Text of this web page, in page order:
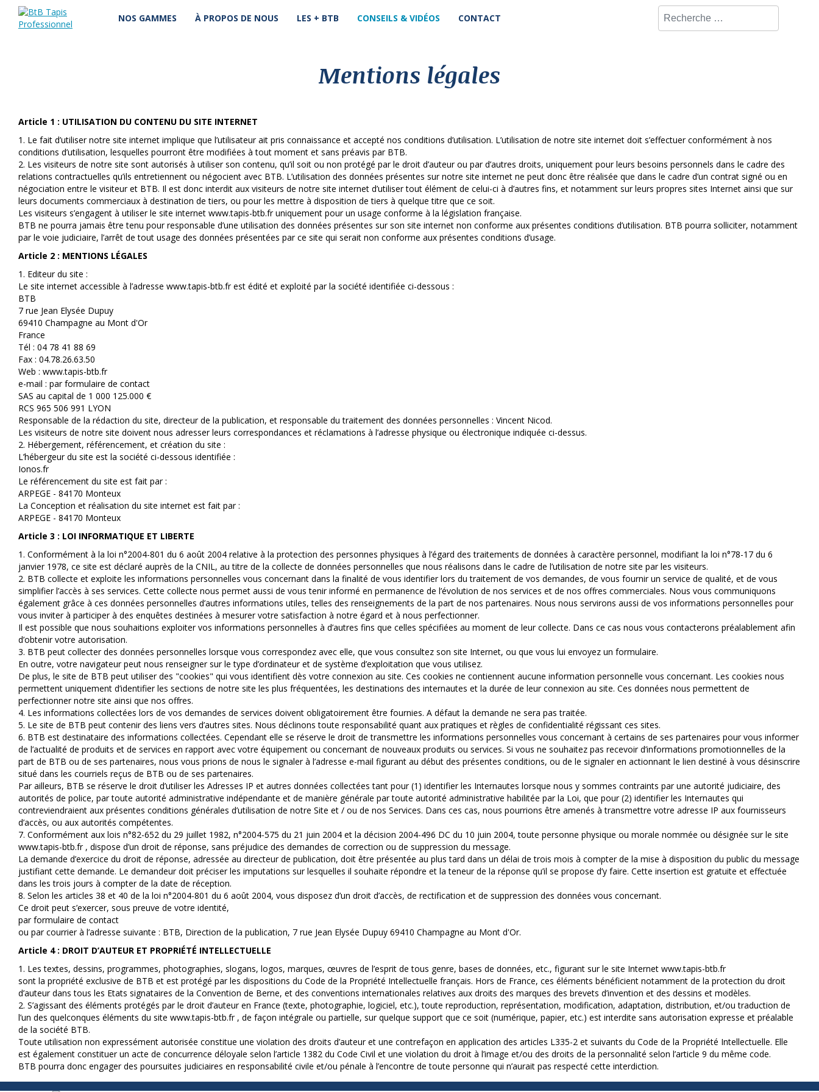
NOS GAMMES À PROPOS DE NOUS LES + BTB CONSEILS & VIDÉOS CONTACT
Valider
Mentions légales
Article 1 : UTILISATION DU CONTENU DU SITE INTERNET
1. Le fait d’utiliser notre site internet implique que l’utilisateur ait pris connaissance et accepté nos conditions d’utilisation. L’utilisation de notre site internet doit s’effectuer conformément à nos
conditions d’utilisation, lesquelles pourront être modifiées à tout moment et sans préavis par BTB.
2. Les visiteurs de notre site sont autorisés à utiliser son contenu, qu’il soit ou non protégé par le droit d’auteur ou par d’autres droits, uniquement pour leurs besoins personnels dans le cadre des
relations contractuelles qu’ils entretiennent ou négocient avec BTB. L’utilisation des données présentes sur notre site internet ne peut donc être réalisée que dans le cadre d’un contrat signé ou en
négociation entre le visiteur et BTB. Il est donc interdit aux visiteurs de notre site internet d’utiliser tout élément de celui-ci à d’autres fins, et notamment sur leurs propres sites Internet ainsi que sur
leurs documents commerciaux à destination de tiers, ou pour les mettre à disposition de tiers à quelque titre que ce soit.
Les visiteurs s’engagent à utiliser le site internet www.tapis-btb.fr uniquement pour un usage conforme à la législation française.
BTB ne pourra jamais être tenu pour responsable d’une utilisation des données présentes sur son site internet non conforme aux présentes conditions d’utilisation. BTB pourra solliciter, notamment
par le voie judiciaire, l’arrêt de tout usage des données présentées par ce site qui serait non conforme aux présentes conditions d’usage.
Article 2 : MENTIONS LÉGALES
1. Editeur du site :
Le site internet accessible à l’adresse www.tapis-btb.fr est édité et exploité par la société identifiée ci-dessous :
BTB
7 rue Jean Elysée Dupuy
69410 Champagne au Mont d'Or
France
Tél : 04 78 41 88 69
Fax : 04.78.26.63.50
Web : www.tapis-btb.fr
e-mail : par formulaire de contact
SAS au capital de 1 000 125.000 €
RCS 965 506 991 LYON
Responsable de la rédaction du site, directeur de la publication, et responsable du traitement des données personnelles : Vincent Nicod.
Les visiteurs de notre site doivent nous adresser leurs correspondances et réclamations à l’adresse physique ou électronique indiquée ci-dessus.
2. Hébergement, référencement, et création du site :
L’hébergeur du site est la société ci-dessous identifiée :
Ionos.fr
Le référencement du site est fait par :
ARPEGE - 84170 Monteux
La Conception et réalisation du site internet est fait par :
ARPEGE - 84170 Monteux
Article 3 : LOI INFORMATIQUE ET LIBERTE
1. Conformément à la loi n°2004-801 du 6 août 2004 relative à la protection des personnes physiques à l’égard des traitements de données à caractère personnel, modifiant la loi n°78-17 du 6
janvier 1978, ce site est déclaré auprès de la CNIL, au titre de la collecte de données personnelles que nous réalisons dans le cadre de l’utilisation de notre site par les visiteurs.
2. BTB collecte et exploite les informations personnelles vous concernant dans la finalité de vous identifier lors du traitement de vos demandes, de vous fournir un service de qualité, et de vous
simplifier l’accès à ses services. Cette collecte nous permet aussi de vous tenir informé en permanence de l’évolution de nos services et de nos offres commerciales. Nous vous communiquons
également grâce à ces données personnelles d’autres informations utiles, telles des renseignements de la part de nos partenaires. Nous nous servirons aussi de vos informations personnelles pour
vous inviter à participer à des enquêtes destinées à mesurer votre satisfaction à notre égard et à nous perfectionner.
Il est possible que nous souhaitions exploiter vos informations personnelles à d’autres fins que celles spécifiées au moment de leur collecte. Dans ce cas nous vous contacterons préalablement afin
d’obtenir votre autorisation.
3. BTB peut collecter des données personnelles lorsque vous correspondez avec elle, que vous consultez son site Internet, ou que vous lui envoyez un formulaire.
En outre, votre navigateur peut nous renseigner sur le type d’ordinateur et de système d’exploitation que vous utilisez.
De plus, le site de BTB peut utiliser des "cookies" qui vous identifient dès votre connexion au site. Ces cookies ne contiennent aucune information personnelle vous concernant. Les cookies nous
permettent uniquement d’identifier les sections de notre site les plus fréquentées, les destinations des internautes et la durée de leur connexion au site. Ces données nous permettent de
perfectionner notre site ainsi que nos offres.
4. Les informations collectées lors de vos demandes de services doivent obligatoirement être fournies. A défaut la demande ne sera pas traitée.
5. Le site de BTB peut contenir des liens vers d’autres sites. Nous déclinons toute responsabilité quant aux pratiques et règles de confidentialité régissant ces sites.
6. BTB est destinataire des informations collectées. Cependant elle se réserve le droit de transmettre les informations personnelles vous concernant à certains de ses partenaires pour vous informer
de l’actualité de produits et de services en rapport avec votre équipement ou concernant de nouveaux produits ou services. Si vous ne souhaitez pas recevoir d’informations promotionnelles de la
part de BTB ou de ses partenaires, nous vous prions de nous le signaler à l’adresse e-mail figurant au début des présentes conditions, ou de le signaler en actionnant le lien destiné à vous désinscrire
situé dans les courriels reçus de BTB ou de ses partenaires.
Par ailleurs, BTB se réserve le droit d’utiliser les Adresses IP et autres données collectées tant pour (1) identifier les Internautes lorsque nous y sommes contraints par une autorité judiciaire, des
autorités de police, par toute autorité administrative indépendante et de manière générale par toute autorité administrative habilitée par la Loi, que pour (2) identifier les Internautes qui
contreviendraient aux présentes conditions générales d’utilisation de notre Site et / ou de nos Services. Dans ces cas, nous pourrions être amenés à transmettre votre adresse IP aux fournisseurs
d’accès, ou aux autorités compétentes.
7. Conformément aux lois n°82-652 du 29 juillet 1982, n°2004-575 du 21 juin 2004 et la décision 2004-496 DC du 10 juin 2004, toute personne physique ou morale nommée ou désignée sur le site
www.tapis-btb.fr , dispose d’un droit de réponse, sans préjudice des demandes de correction ou de suppression du message.
La demande d’exercice du droit de réponse, adressée au directeur de publication, doit être présentée au plus tard dans un délai de trois mois à compter de la mise à disposition du public du message
justifiant cette demande. Le demandeur doit préciser les imputations sur lesquelles il souhaite répondre et la teneur de la réponse qu’il se propose d’y faire. Cette insertion est gratuite et effectuée
dans les trois jours à compter de la date de réception.
8. Selon les articles 38 et 40 de la loi n°2004-801 du 6 août 2004, vous disposez d’un droit d’accès, de rectification et de suppression des données vous concernant.
Ce droit peut s’exercer, sous preuve de votre identité,
par formulaire de contact
ou par courrier à l’adresse suivante : BTB, Direction de la publication, 7 rue Jean Elysée Dupuy 69410 Champagne au Mont d'Or.
Article 4 : DROIT D’AUTEUR ET PROPRIÉTÉ INTELLECTUELLE
1. Les textes, dessins, programmes, photographies, slogans, logos, marques, œuvres de l’esprit de tous genre, bases de données, etc., figurant sur le site Internet www.tapis-btb.fr
sont la propriété exclusive de BTB et est protégé par les dispositions du Code de la Propriété Intellectuelle français. Hors de France, ces éléments bénéficient notamment de la protection du droit
d’auteur dans tous les Etats signataires de la Convention de Berne, et des conventions internationales relatives aux droits des marques des brevets d’invention et des dessins et modèles.
2. S’agissant des éléments protégés par le droit d’auteur en France (texte, photographie, logiciel, etc.), toute reproduction, représentation, modification, adaptation, distribution, et/ou traduction de
l’un des quelconques éléments du site www.tapis-btb.fr , de façon intégrale ou partielle, sur quelque support que ce soit (numérique, papier, etc.) est interdite sans autorisation expresse et préalable
de la société BTB.
Toute utilisation non expressément autorisée constitue une violation des droits d’auteur et une contrefaçon en application des articles L335-2 et suivants du Code de la Propriété Intellectuelle. Elle
est également constituer un acte de concurrence déloyale selon l’article 1382 du Code Civil et une violation du droit à l’image et/ou des droits de la personnalité selon l’article 9 du même code.
BTB pourra donc engager des poursuites judiciaires en responsabilité civile et/ou pénale à l’encontre de toute personne qui n’aurait pas respecté cette interdiction.